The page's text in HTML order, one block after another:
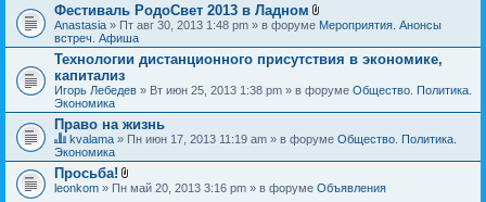
Фестиваль РодоСвет 2013 в Ладном
В
о
ж
н
и
я
Anastasia » Пт авг 30, 2013 1:48 pm » в форуме Мероприятия. Анонсы
встреч. Афиша
Технологии дистанционного присутствия в экономике,
капитализ
Игорь Лебедев » Вт июн 25, 2013 1:38 pm » в форуме Общество. Политика.
Экономика
Право на жизнь
Д
а
н
н
kvalama » Пн июн 17, 2013 11:19 am » в форуме Общество. Политика.
Экономика
Просьба!
В
leonkom » Пн май 20, 2013 3:16 pm » в форуме Объявления